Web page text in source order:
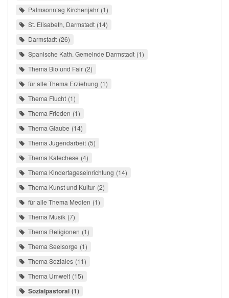
Palmsonntag Kirchenjahr 1
St. Elisabeth, Darmstadt 14
Darmstadt 26
Spanische Kath. Gemeinde Darmstadt 1
Thema Bio und Fair 2
für alle Thema Erziehung 1
Thema Flucht 1
Thema Frieden 1
Thema Glaube 14
Thema Jugendarbeit 5
Thema Katechese 4
Thema Kindertageseinrichtung 14
Thema Kunst und Kultur 2
für alle Thema Medien 1
Thema Musik 7
Thema Religionen 1
Thema Seelsorge 1
Thema Soziales 11
Thema Umwelt 15
Sozialpastoral 1